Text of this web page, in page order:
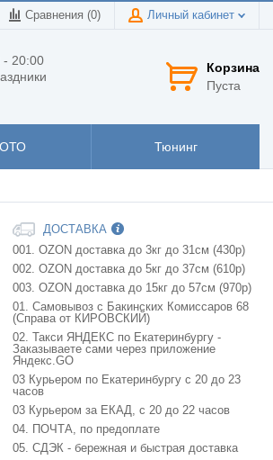
Сравнения (0) Личный кабинет
- 20:00
Корзина
Пуста
Тюнинг
ДОСТАВКА
001. OZON доставка до 3кг до 31см (430р)
002. OZON доставка до 5кг до 37см (610р)
003. OZON доставка до 15кг до 57см (970р)
01. Самовывоз с Бакинских Комиссаров 68
(Справа от КИРОВСКИЙ)
02. Такси ЯНДЕКС по Екатеринбургу -
Заказываете сами через приложение
Яндекс.GO
03 Курьером по Екатеринбургу с 20 до 23
часов
03 Курьером за ЕКАД, с 20 до 22 часов
04. ПОЧТА, по предоплате
05. СДЭК - бережная и быстрая доставка